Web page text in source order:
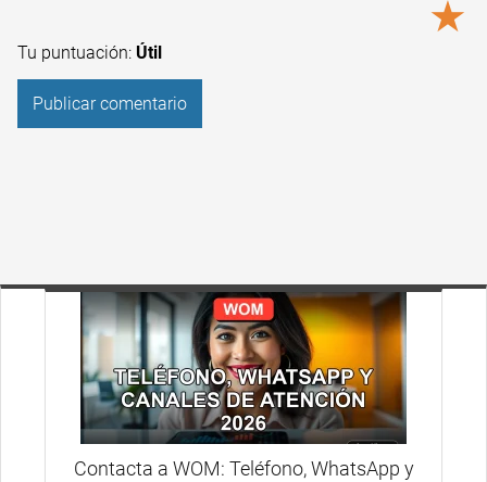
★
Tu puntuación: Útil
Contacta a WOM: Teléfono, WhatsApp y